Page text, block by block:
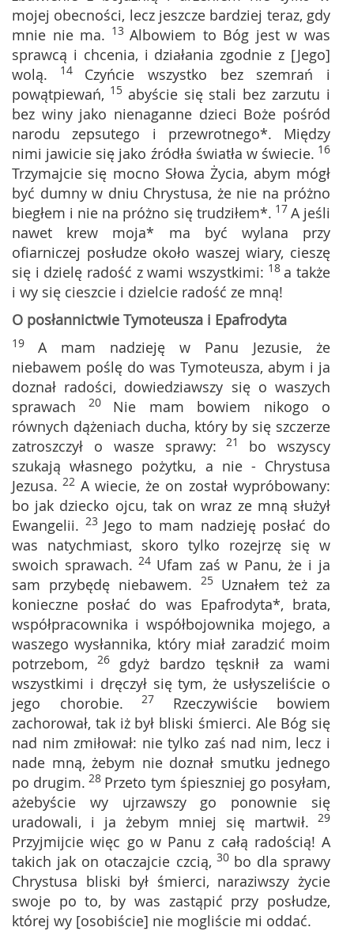
mojej obecności, lecz jeszcze bardziej teraz, gdy
mnie nie ma. 13 Albowiem to Bóg jest w was
sprawcą i chcenia, i działania zgodnie z [Jego]
wolą. 14 Czyńcie wszystko bez szemrań i
powątpiewań, 15 abyście się stali bez zarzutu i
bez winy jako nienaganne dzieci Boże pośród
narodu zepsutego i przewrotnego*. Między
nimi jawicie się jako źródła światła w świecie. 16
Trzymajcie się mocno Słowa Życia, abym mógł
być dumny w dniu Chrystusa, że nie na próżno
biegłem i nie na próżno się trudziłem*. 17 A jeśli
nawet krew moja* ma być wylana przy
ofiarniczej posłudze około waszej wiary, cieszę
się i dzielę radość z wami wszystkimi: 18 a także
i wy się cieszcie i dzielcie radość ze mną!
O posłannictwie Tymoteusza i Epafrodyta
19 A mam nadzieję w Panu Jezusie, że
niebawem poślę do was Tymoteusza, abym i ja
doznał radości, dowiedziawszy się o waszych
sprawach 20 Nie mam bowiem nikogo o
równych dążeniach ducha, który by się szczerze
zatroszczył o wasze sprawy: 21 bo wszyscy
szukają własnego pożytku, a nie - Chrystusa
Jezusa. 22 A wiecie, że on został wypróbowany:
bo jak dziecko ojcu, tak on wraz ze mną służył
Ewangelii. 23 Jego to mam nadzieję posłać do
was natychmiast, skoro tylko rozejrzę się w
swoich sprawach. 24 Ufam zaś w Panu, że i ja
sam przybędę niebawem. 25 Uznałem też za
konieczne posłać do was Epafrodyta*, brata,
współpracownika i współbojownika mojego, a
waszego wysłannika, który miał zaradzić moim
potrzebom, 26 gdyż bardzo tęsknił za wami
wszystkimi i dręczył się tym, że usłyszeliście o
jego chorobie. 27 Rzeczywiście bowiem
zachorował, tak iż był bliski śmierci. Ale Bóg się
nad nim zmiłował: nie tylko zaś nad nim, lecz i
nade mną, żebym nie doznał smutku jednego
po drugim. 28 Przeto tym śpieszniej go posyłam,
ażebyście wy ujrzawszy go ponownie się
uradowali, i ja żebym mniej się martwił. 29
Przyjmijcie więc go w Panu z całą radością! A
takich jak on otaczajcie czcią, 30 bo dla sprawy
Chrystusa bliski był śmierci, naraziwszy życie
swoje po to, by was zastąpić przy posłudze,
której wy [osobiście] nie mogliście mi oddać.